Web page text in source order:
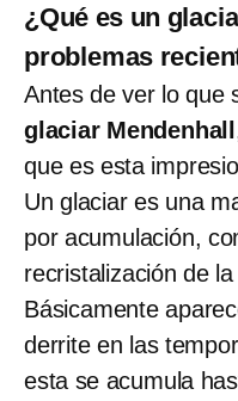
¿Qué es un
problemas
Antes de ver lo que
glaciar Mendenhall
que es esta
Un glaciar es una
por acumulación,
recristalización de la
Básicamente
derrite en las
esta se acumula